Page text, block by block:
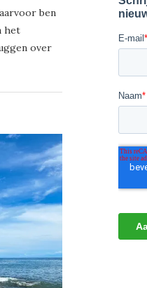
ben
het
over